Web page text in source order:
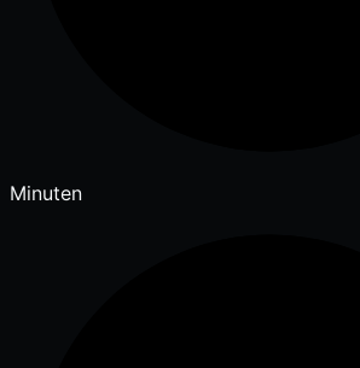
Minuten